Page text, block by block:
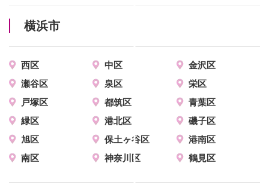
横浜市
西区 中区
金沢区
瀬谷区
泉区
栄区
戸塚区
都筑区
青葉区
緑区
港北区
磯子区
旭区
保土ヶ谷区
港南区
南区
神奈川区 鶴見区